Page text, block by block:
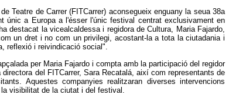
Teatre de Carrer (FITCarrer) aconsegueix enguany la seua 38a
únic a Europa a l'ésser l'únic festival centrat exclusivament en
destacat la vicealcaldessa i regidora de Cultura, Maria Fajardo,
un dret i no com un privilegi, acostant-la a tota la ciutadania i
reflexió i reivindicació social".
per Maria Fajardo i compta amb la participació del regidor
del FITCarrer, Sara Recatalá, així com representants de
Aquestes companyies realitzaran diverses intervencions
visibilitat de la ciutat i del festival.